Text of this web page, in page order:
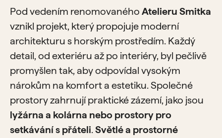
Pod vedením renomovaného Atelieru Smitka
vznikl projekt, který propojuje moderní
architekturu s horským prostředím. Každý
detail, od exteriéru až po interiéry, byl pečlivě
promyšlen tak, aby odpovídal vysokým
nárokům na komfort a estetiku. Společné
prostory zahrnují praktické zázemí, jako jsou
lyžárna a kolárna nebo prostory pro
setkávání s přáteli.Světlé a prostorné